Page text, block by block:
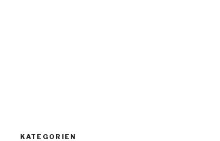
KATEGORIEN